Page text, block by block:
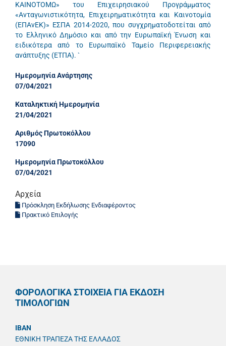
ΚΑΙΝΟΤΟΜΩ» του Επιχειρησιακού Προγράμματος
«Ανταγωνιστικότητα, Επιχειρηματικότητα και Καινοτομία
(ΕΠΑνΕΚ)» ΕΣΠΑ 2014-2020, που συγχρηματοδοτείται από
το Ελληνικό Δημόσιο και από την Ευρωπαϊκή Ένωση και
ειδικότερα από το Ευρωπαϊκό Ταμείο Περιφερειακής
ανάπτυξης (ΕΤΠΑ). `
Ημερομηνία Ανάρτησης
07/04/2021
Καταληκτική Ημερομηνία
21/04/2021
Αριθμός Πρωτοκόλλου
17090
Ημερομηνία Πρωτοκόλλου
07/04/2021
Αρχεία
Πρόσκληση Εκδήλωσης Ενδιαφέροντος
Πρακτικό Επιλογής
ΦΟΡΟΛΟΓΙΚΑ ΣΤΟΙΧΕΙΑ ΓΙΑ ΕΚΔΟΣΗ
ΤΙΜΟΛΟΓΙΩΝ
IBAN
ΕΘΝΙΚΗ ΤΡΑΠΕΖΑ ΤΗΣ ΕΛΛΑΔΟΣ